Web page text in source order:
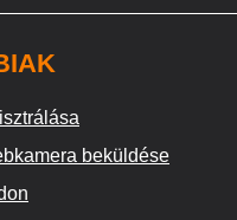
beküldése